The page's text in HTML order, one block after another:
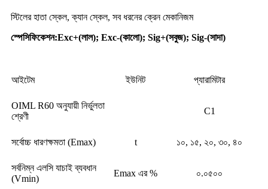
স্টিলের হাতা স্কেল, ক্যান স্কেল, সব ধরনের ক্রেন মেকানিজম
স্পেসিফিকেশন:Exc+(লাল); Exc-(কালো); Sig+(সবুজ); Sig-(সাদা)
আইটেম ইউনিট প্যারামিটার
OIML R60 অনুযায়ী নির্ভুলতা
শ্রেণী
C1
সর্বোচ্চ ধারণক্ষমতা (Emax) t ১০, ১৫, ২০, ৩০, ৪০
সর্বনিম্ন এলসি যাচাই ব্যবধান
(Vmin)
Emax এর % ০.০৫০০